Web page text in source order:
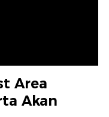
Area
Akan